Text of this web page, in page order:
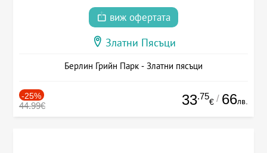
виж офертата
Златни Пясъци
Берлин Грийн Парк - Златни пясъци
-25%
44.99€ 33.75
€ / 66лв.